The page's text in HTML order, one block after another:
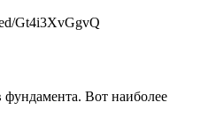
Gt4i3XvGgvQ
фундамента. Вот наиболее